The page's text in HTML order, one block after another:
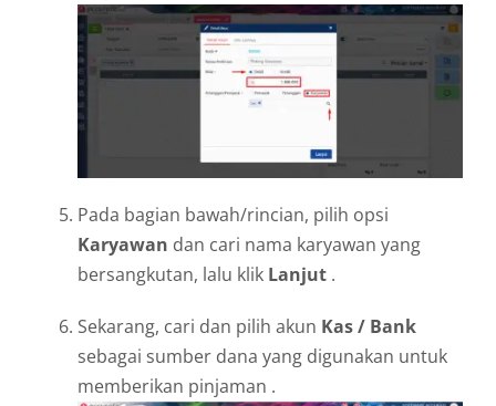
Pada bagian bawah/rincian, pilih opsi
Karyawan dan cari nama karyawan yang
bersangkutan, lalu klik Lanjut .
Sekarang, cari dan pilih akun Kas / Bank
sebagai sumber dana yang digunakan untuk
memberikan pinjaman .